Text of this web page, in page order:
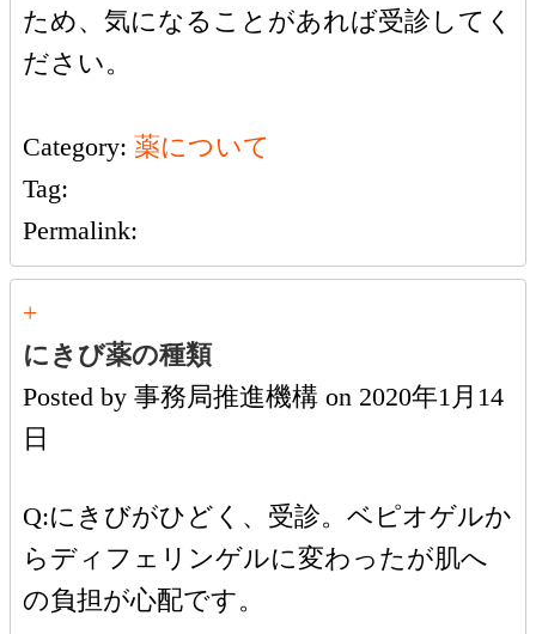
ため、気になることがあれば受診してく
ださい。
Category: 薬について
Tag:
Permalink:
+
にきび薬の種類
Posted by 事務局推進機構 on 2020年1月14
日
Q:にきびがひどく、受診。ベピオゲルか
らディフェリンゲルに変わったが肌へ
の負担が心配です。